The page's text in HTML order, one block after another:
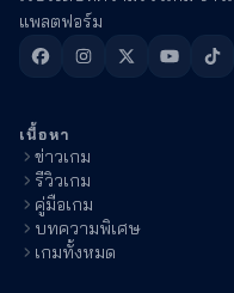
แพลตฟอร์ม
เนื้อหา
ข่าวเกม
รีวิวเกม
คู่มือเกม
บทความพิเศษ
เกมทั้งหมด